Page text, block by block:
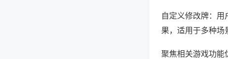
自定义修改牌：用
果，适用于多种场
聚焦相关游戏功能